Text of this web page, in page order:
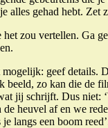
alles gehad hebt. Zet
het zou vertellen. Ga
geef details.
beeld, zo kan die de
jij schrijft. Dus niet:
de heuvel af en we
langs een boom